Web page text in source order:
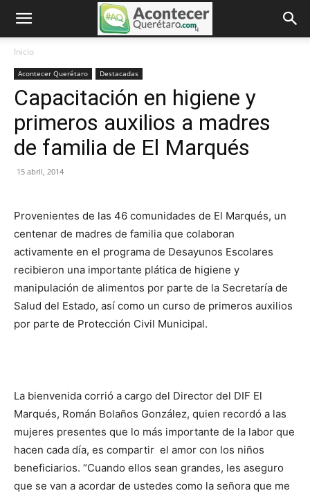
Inicio
Acontecer Querétaro Destacadas
Capacitación en higiene y
primeros auxilios a madres
de familia de El Marqués
15 abril, 2014
Provenientes de las 46 comunidades de El Marqués, un
centenar de madres de familia que colaboran
activamente en el programa de Desayunos Escolares
recibieron una importante plática de higiene y
manipulación de alimentos por parte de la Secretaría de
Salud del Estado, así como un curso de primeros auxilios
por parte de Protección Civil Municipal.
La bienvenida corrió a cargo del Director del DIF El
Marqués, Román Bolaños González, quien recordó a las
mujeres presentes que lo más importante de la labor que
hacen cada día, es compartir el amor con los niños
beneficiarios. “Cuando ellos sean grandes, les aseguro
que se van a acordar de ustedes como la señora que me